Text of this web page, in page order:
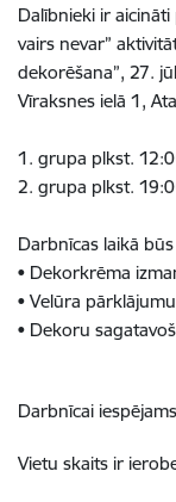
Dalībnieki ir
vairs nevar”
dekorēšana”, 27.
Vīraksnes ielā 1,
1. grupa plkst.
2. grupa plkst.
Darbnīcas laikā
• Dekorkrēma
• Velūra pārklājumu
• Dekoru
Darbnīcai
Vietu skaits ir